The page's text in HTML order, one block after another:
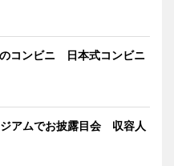
コンビニ 日本式コンビニ
アムでお披露目会 収容人